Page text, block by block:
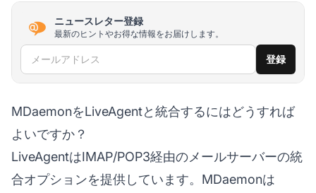
ニュースレター登録
最新のヒントやお得な情報をお届けします。
メールアドレス 登録
MDaemonをLiveAgentと統合するにはどうすれば
よいですか？
LiveAgentはIMAP/POP3経由のメールサーバーの統
合オプションを提供しています。MDaemonは